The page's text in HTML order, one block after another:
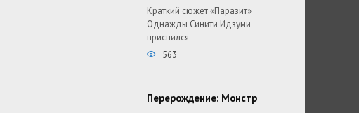
Краткий сюжет «Паразит»
Однажды Синити Идзуми
приснился
563
Перерождение: Монстр